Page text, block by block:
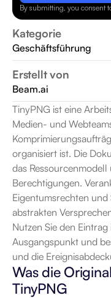
By submitting, you consent
Kategorie
Geschäftsführung
Erstellt von
Beam.ai
TinyPNG ist eine
Medien- und
organisiert ist. Die
das
Berechtigungen.
Eigentumsrechten
abstrakten
Nutzen Sie den
Ausgangspunkt und
und die
Was die
TinyPNG